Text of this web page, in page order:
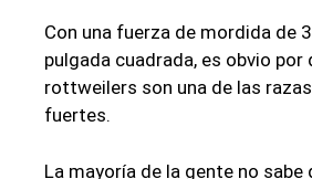
Con una fuerza de mordida de
pulgada cuadrada, es obvio por
rottweilers son una de las
fuertes.
La mayoría de la gente no sabe